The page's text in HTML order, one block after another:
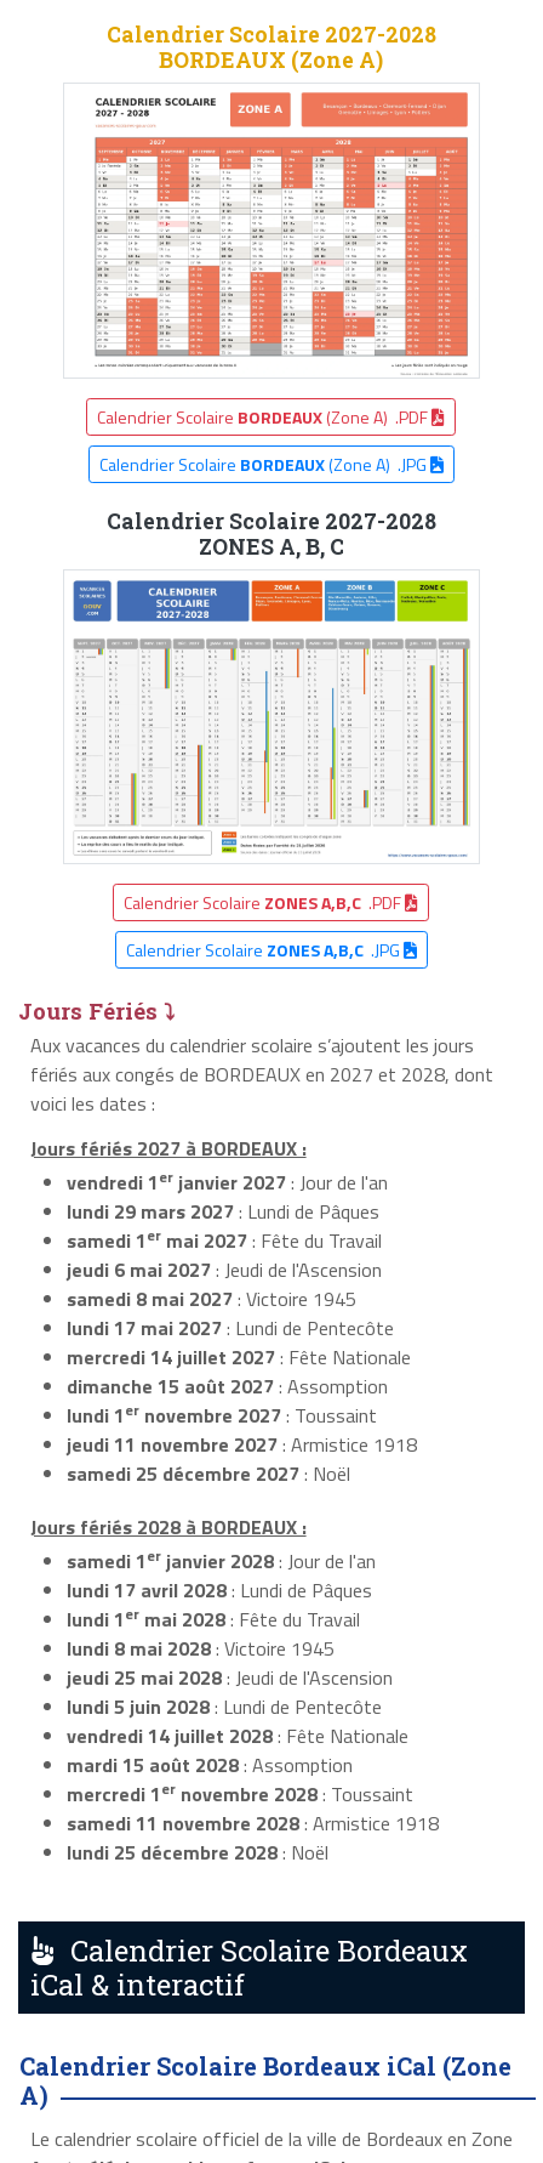
Calendrier Scolaire 2027-2028
BORDEAUX (Zone A)
Calendrier Scolaire BORDEAUX(Zone A) .PDF
Calendrier Scolaire BORDEAUX(Zone A) .JPG
Calendrier Scolaire 2027-2028
ZONES A, B, C
Calendrier Scolaire ZONES A,B,C .PDF
Calendrier Scolaire ZONES A,B,C.JPG
Jours Fériés ⤵
Aux vacances du calendrier scolaire s’ajoutent les jours
fériés aux congés de BORDEAUX en 2027 et 2028, dont
voici les dates :
Jours fériés 2027 à BORDEAUX :
vendredi 1er janvier 2027: Jour de l'an
lundi 29 mars 2027: Lundi de Pâques
samedi 1er mai 2027: Fête du Travail
jeudi 6 mai 2027: Jeudi de l'Ascension
samedi 8 mai 2027: Victoire 1945
lundi 17 mai 2027: Lundi de Pentecôte
mercredi 14 juillet 2027: Fête Nationale
dimanche 15 août 2027: Assomption
lundi 1er novembre 2027: Toussaint
jeudi 11 novembre 2027: Armistice 1918
samedi 25 décembre 2027: Noël
Jours fériés 2028 à BORDEAUX :
samedi 1er janvier 2028: Jour de l'an
lundi 17 avril 2028: Lundi de Pâques
lundi 1er mai 2028: Fête du Travail
lundi 8 mai 2028: Victoire 1945
jeudi 25 mai 2028: Jeudi de l'Ascension
lundi 5 juin 2028: Lundi de Pentecôte
vendredi 14 juillet 2028: Fête Nationale
mardi 15 août 2028: Assomption
mercredi 1er novembre 2028: Toussaint
samedi 11 novembre 2028: Armistice 1918
lundi 25 décembre 2028: Noël
Calendrier Scolaire Bordeaux
iCal & interactif
Calendrier Scolaire Bordeaux iCal (Zone
A)
Le calendrier scolaire officiel de la ville de Bordeaux en Zone